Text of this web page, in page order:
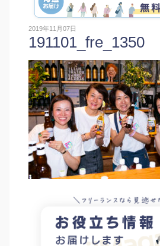
2019年11月07日
191101_fre_1350